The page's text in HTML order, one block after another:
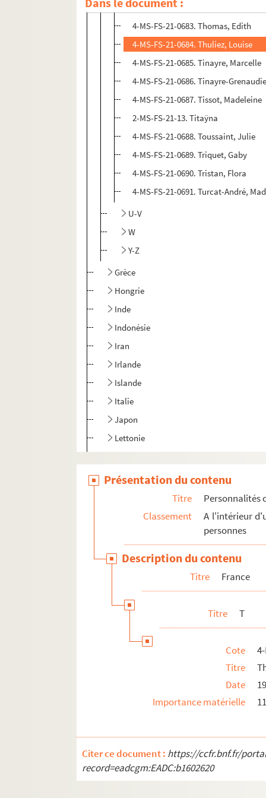
4-MS-FS-21-0682. Thomas, Adrienne
4-MS-FS-21-0683. Thomas, Edith
4-MS-FS-21-0684. Thuliez, Louise
4-MS-FS-21-0685. Tinayre, Marcelle
4-MS-FS-21-0686. Tinayre-
4-MS-FS-21-0687. Tissot, Madeleine
2-MS-FS-21-13. Titaÿna
4-MS-FS-21-0688. Toussaint, Julie
4-MS-FS-21-0689. Triquet, Gaby
4-MS-FS-21-0690. Tristan, Flora
4-MS-FS-21-0691. Turcat-André,
U-V
W
Y-Z
Grèce
Hongrie
Inde
Indonésie
Iran
Irlande
Islande
Italie
Japon
Lettonie
Maroc
Norvège
Pakistan
Pays-Bas
Porto Rico
République tchèque
Tunisie
Uruguay
Présentation du contenu
Titre
Personnalités
Classement
A l'intérieur
personnes
Description du contenu
Titre France
Titre T
Cote
Titre
Date
Importance matérielle
Citer ce document : https://ccfr.bnf.fr/
record=eadcgm:EADC:b1602620